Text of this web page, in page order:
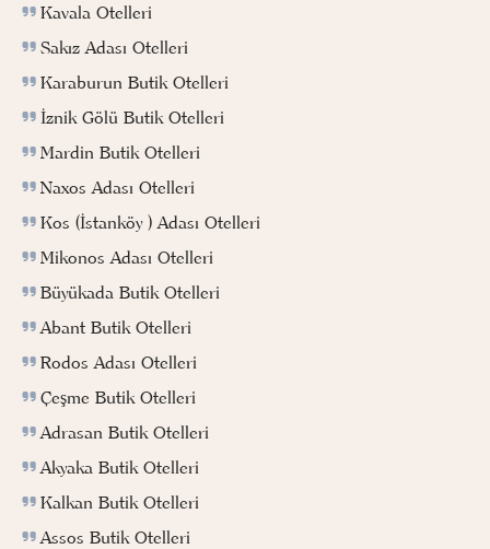
Kavala Otelleri
Sakız Adası Otelleri
Karaburun Butik Otelleri
İznik Gölü Butik Otelleri
Mardin Butik Otelleri
Naxos Adası Otelleri
Kos (İstanköy ) Adası Otelleri
Mikonos Adası Otelleri
Büyükada Butik Otelleri
Abant Butik Otelleri
Rodos Adası Otelleri
Çeşme Butik Otelleri
Adrasan Butik Otelleri
Akyaka Butik Otelleri
Kalkan Butik Otelleri
Assos Butik Otelleri